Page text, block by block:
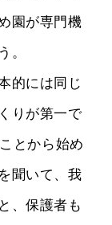
園が専門機
。
的には同じ
りが第一で
とから始め
聞いて、我
、保護者も